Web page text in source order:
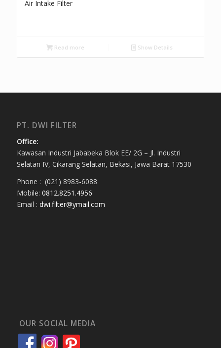
Air Intake Filter
Read more Show Details
PT. DWI FILTER
Office:
Kawasan Industri Jababeka Blok EE/ 2G – Jl. Industri
Selatan IV, Cikarang Selatan, Bekasi, Jawa Barat 17530
Phone : (021) 8983-6088
Mobile: 0812.8251.4956
Email : dwi.filter@ymail.com
OUR SOCIAL MEDIA